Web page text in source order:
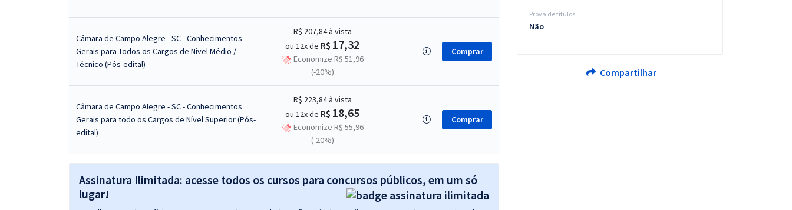
Câmara de Campo Alegre - SC - Conhecimentos
Gerais para Todos os Cargos de Nível Médio /
Técnico (Pós-edital)
R$ 207,84à vista
ou 12x de R$ 17,32
Economize R$ 51,96
(-20%)
Comprar
Câmara de Campo Alegre - SC - Conhecimentos
Gerais para todo os Cargos de Nível Superior (Pós-
edital)
R$ 223,84à vista
ou 12x de R$ 18,65
Economize R$ 55,96
(-20%)
Comprar
Assinatura Ilimitada: acesse todos os cursos para concursos públicos, em um só
lugar!
Prova de títulos
Não
Compartilhar